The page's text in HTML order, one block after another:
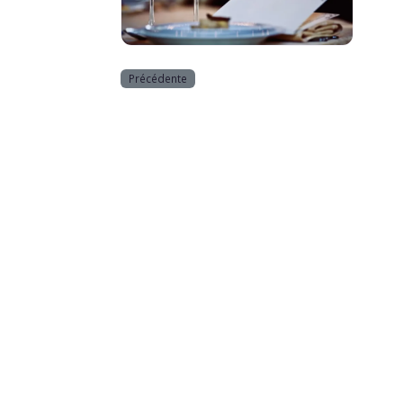
Horeca
Précédente